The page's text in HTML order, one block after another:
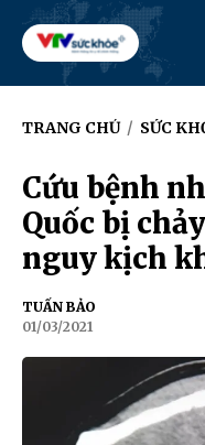
TRANG CHỦ / SỨC
Cứu bệnh
Quốc bị
nguy kịch
TUẤN BẢO
01/03/2021